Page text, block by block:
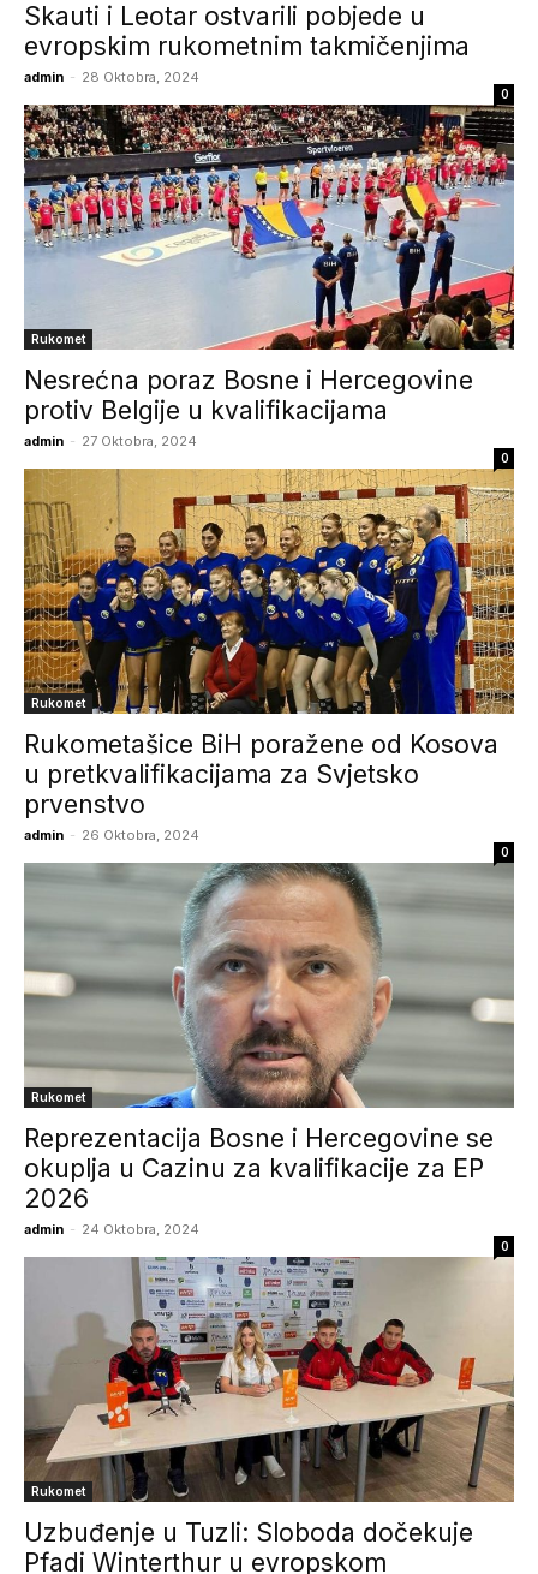
Skauti i Leotar ostvarili pobjede u
evropskim rukometnim takmičenjima
admin - 28 Oktobra, 2024
0
Rukomet
Nesrećna poraz Bosne i Hercegovine
protiv Belgije u kvalifikacijama
admin - 27 Oktobra, 2024
0
Rukomet
Rukometašice BiH poražene od Kosova
u pretkvalifikacijama za Svjetsko
prvenstvo
admin - 26 Oktobra, 2024
0
Rukomet
Reprezentacija Bosne i Hercegovine se
okuplja u Cazinu za kvalifikacije za EP
2026
admin - 24 Oktobra, 2024
0
Rukomet
Uzbuđenje u Tuzli: Sloboda dočekuje
Pfadi Winterthur u evropskom